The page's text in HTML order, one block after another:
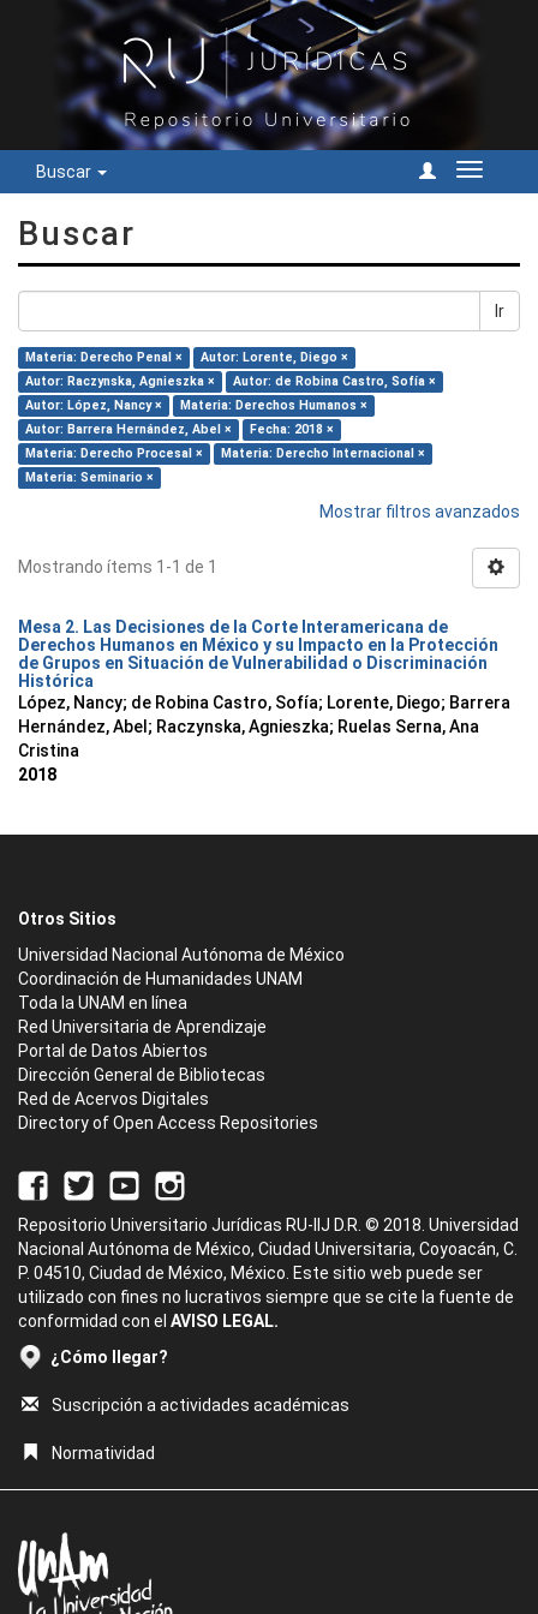
Buscar
Cambiar
Buscar
Ir
Materia: Derecho Penal ×
Autor: Lorente, Diego ×
Autor: Raczynska, Agnieszka ×
Autor: de Robina Castro, Sofía ×
Autor: López, Nancy ×
Materia: Derechos Humanos ×
Autor: Barrera Hernández, Abel ×
Fecha: 2018 ×
Materia: Derecho Procesal ×
Materia: Derecho Internacional ×
Materia: Seminario ×
Mostrar filtros avanzados
Mostrando ítems 1-1 de 1
Mesa 2. Las Decisiones de la Corte Interamericana de
Derechos Humanos en México y su Impacto en la Protección
de Grupos en Situación de Vulnerabilidad o Discriminación
Histórica
López, Nancy; de Robina Castro, Sofía; Lorente, Diego; Barrera
Hernández, Abel ; Raczynska, Agnieszka; Ruelas Serna, Ana
Cristina
2018
Otros Sitios
Universidad Nacional Autónoma de México
Coordinación de Humanidades UNAM
Toda la UNAM en línea
Red Universitaria de Aprendizaje
Portal de Datos Abiertos
Dirección General de Bibliotecas
Red de Acervos Digitales
Directory of Open Access Repositories
Repositorio Universitario Jurídicas RU-IIJ D.R. © 2018. Universidad
Nacional Autónoma de México, Ciudad Universitaria, Coyoacán, C.
P. 04510, Ciudad de México, México. Este sitio web puede ser
utilizado con fines no lucrativos siempre que se cite la fuente de
conformidad con el AVISO LEGAL.
¿Cómo llegar?
Suscripción a actividades académicas
Normatividad